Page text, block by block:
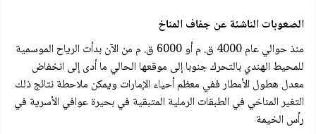
الصعوبات الناشئة عن جفاف المناخ
منذ حوالي عام 4000 ق. م أو 6000 ق. م من الآن بدأت الرياح الموسمية
للمحيط الهندي بالتحرك جنوبا إلى موقعها الحالي ما أدى إلى انخفاض
معدل هطول الأمطار ففي معظم أحياء الإمارات ويمكن ملاحطة نتائج ذلك
التغير المناخي في الطبقات الرملية المتبقية في بحيرة عوافي الأسرية في
رأس الخيمة